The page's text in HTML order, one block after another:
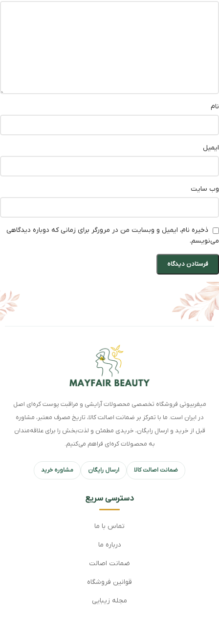
نام
ایمیل
وب‌ سایت
ذخیره نام، ایمیل و وبسایت من در مرورگر برای زمانی که دوباره دیدگاهی
می‌نویسم.
میفربیوتی فروشگاه تخصصی محصولات آرایشی و مراقبت پوست کره‌ای اصل
در ایران است. ما با تمرکز بر ضمانت اصالت کالا، تاریخ مصرف معتبر، مشاوره
قبل از خرید و ارسال رایگان، خریدی مطمئن و لذت‌بخش را برای علاقه‌مندان
به محصولات کره‌ای فراهم می‌کنیم.
ضمانت اصالت کالا ارسال رایگان مشاوره خرید
دسترسی سریع
تماس با ما
درباره ما
ضمانت اصالت
قوانین فروشگاه
مجله زیبایی